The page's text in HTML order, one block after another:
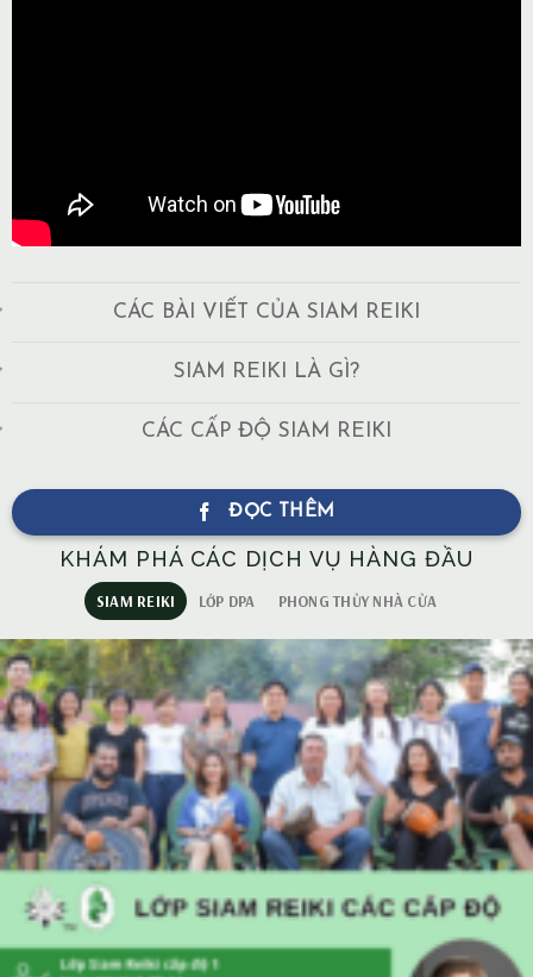
CÁC BÀI VIẾT CỦA SIAM REIKI
SIAM REIKI LÀ GÌ?
CÁC CẤP ĐỘ SIAM REIKI
ĐỌC THÊM
KHÁM PHÁ CÁC DỊCH VỤ HÀNG ĐẦU
SIAM REIKI LỚP DPA PHONG THỦY NHÀ CỬA